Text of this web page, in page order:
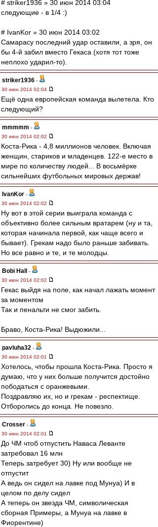
# striker1936 » 30 июн 2014 03:04
следующие - в 1/4 :)
# IvanKor » 30 июн 2014 03:02
Самарасу последний удар оставили, а зря, он
бы 4-й забил вместо Гекаса (хотя тот тоже
неплохо ударил-то).
striker1936 -
30 июн 2014 02:04
Ещё одна европейская команда вылетела. Кто
следующий?
mmmmm -
30 июн 2014 02:02
Коста-Рика - 4,8 миллионов человек. Включая
женщин, стариков и младенцев. 122-е место в
мире по количеству людей... В восьмёрке
сильнейших футбольных мировых держав!
IvanKor -
30 июн 2014 02:02
Ну вот в этой серии выиграла команда с
объективно более сильным вратарем (ну и та,
которая начинала первой, как чаще всего и
бывает). Грекам надо было раньше забивать.
Но все равно и те, и те молодцы.
Bobi Hall
-
30 июн 2014 02:02
Гекас выйдя на поле, как начал лажать момент
за моментом
Так и пенальти не смог забить.
Браво, Коста-Рика! Выдюжили...
pavluha32 -
30 июн 2014 02:01
Хотелось, чтобы прошла Коста-Рика. Просто я
думаю, что у них больше получится достойно
пободаться с оранжевыми.
Поздравляю их, но и грекам - респектище.
Отборолись до конца. Не повезло.
Crosser -
30 июн 2014 02:01
До ЧМ чтоб отпустить Наваса Леванте
затребовал 16 млн
Теперь затребует 30) Ну или вообще не
отпустит
А ведь он сидел на лавке под Мунуа) И в
целом по делу сидел
А теперь он звезда ЧМ, символическая
сборная Примеры, а Мунуа на лавке в
Фиорентине)